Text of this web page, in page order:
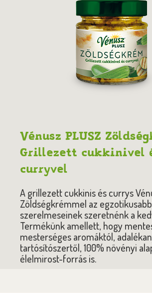
Vénusz PLUSZ
Grillezett cukkinivel
curryvel
A grillezett cukkinis és currys
Zöldségkrémmel az
szerelmeseinek szeretnénk a
Termékünk amellett, hogy
mesterséges aromáktól,
tartósítószertől, 100% növényi
élelmirost-forrás is.